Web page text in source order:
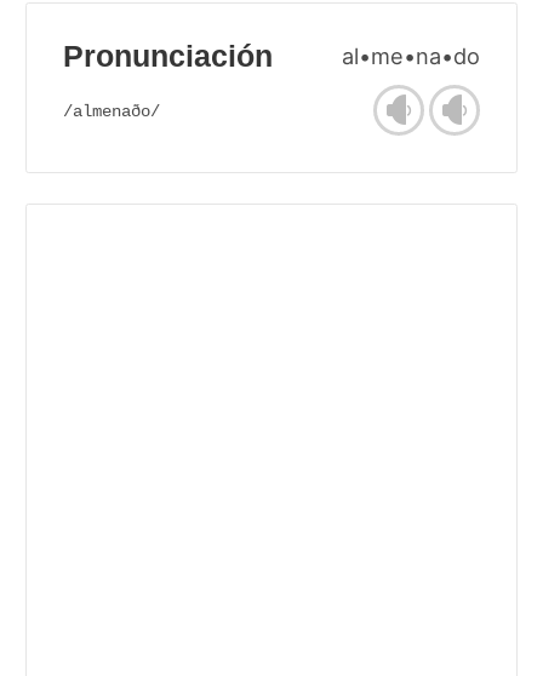
Pronunciación al•me•na•do
/almenaðo/